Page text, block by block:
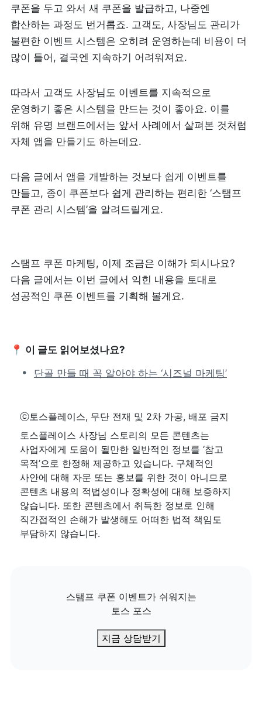
쿠폰을 두고 와서 새 쿠폰을 발급하고, 나중엔
합산하는 과정도 번거롭죠. 고객도, 사장님도 관리가
불편한 이벤트 시스템은 오히려 운영하는데 비용이 더
많이 들어, 결국엔 지속하기 어려워져요.
따라서 고객도 사장님도 이벤트를 지속적으로
운영하기 좋은 시스템을 만드는 것이 좋아요. 이를
위해 유명 브랜드에서는 앞서 사례에서 살펴본 것처럼
자체 앱을 만들기도 하는데요.
다음 글에서 앱을 개발하는 것보다 쉽게 이벤트를
만들고, 종이 쿠폰보다 쉽게 관리하는 편리한 ‘스탬프
쿠폰 관리 시스템’을 알려드릴게요.
스탬프 쿠폰 마케팅, 이제 조금은 이해가 되시나요?
다음 글에서는 이번 글에서 익힌 내용을 토대로
성공적인 쿠폰 이벤트를 기획해 볼게요.
📍 이 글도 읽어보셨나요?
단골 만들 때 꼭 알아야 하는 ‘시즈널 마케팅’
ⓒ토스플레이스, 무단 전재 및 2차 가공, 배포 금지
토스플레이스 사장님 스토리의 모든 콘텐츠는
사업자에게 도움이 될만한 일반적인 정보를 ‘참고
목적’으로 한정해 제공하고 있습니다. 구체적인
사안에 대해 자문 또는 홍보를 위한 것이 아니므로
콘텐츠 내용의 적법성이나 정확성에 대해 보증하지
않습니다. 또한 콘텐츠에서 취득한 정보로 인해
직간접적인 손해가 발생해도 어떠한 법적 책임도
부담하지 않습니다.
스탬프 쿠폰 이벤트가 쉬워지는
토스 포스
지금 상담받기